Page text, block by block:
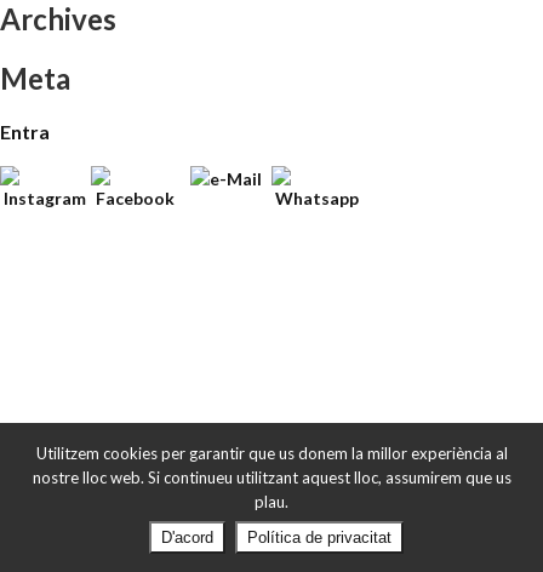
Archives
Meta
Entra
Utilitzem cookies per garantir que us donem la millor experiència al
nostre lloc web. Si continueu utilitzant aquest lloc, assumirem que us
plau.
D'acord Política de privacitat